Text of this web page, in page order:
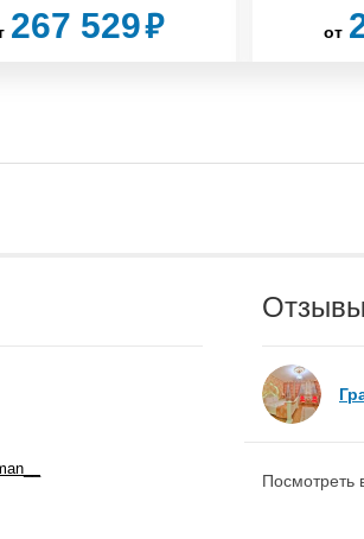
267 529₽ от
Посмотреть